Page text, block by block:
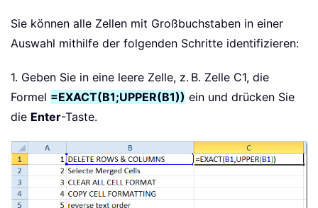
Sie können alle Zellen mit Großbuchstaben in einer
Auswahl mithilfe der folgenden Schritte identifizieren:
1. Geben Sie in eine leere Zelle, z. B. Zelle C1, die
Formel =EXACT(B1;UPPER(B1)) ein und drücken Sie
die Enter-Taste.